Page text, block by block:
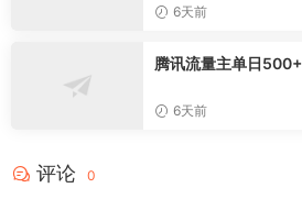
交完整获客链路
6天前
腾讯流量主单日
6天前
评论 0